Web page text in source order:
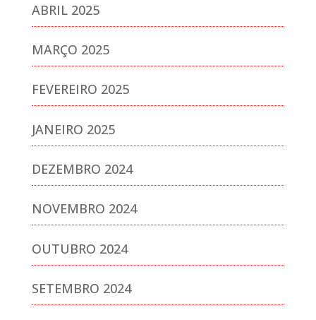
ABRIL 2025
MARÇO 2025
FEVEREIRO 2025
JANEIRO 2025
DEZEMBRO 2024
NOVEMBRO 2024
OUTUBRO 2024
SETEMBRO 2024